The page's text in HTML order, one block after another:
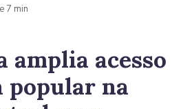
7 min
amplia acesso
popular na